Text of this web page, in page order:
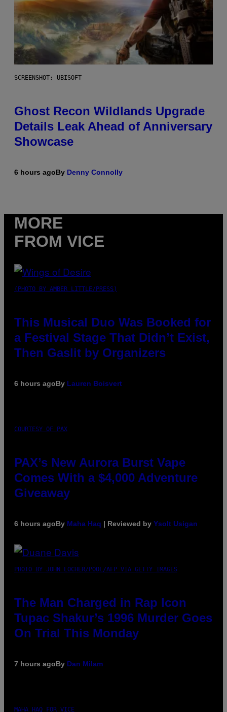
SCREENSHOT: UBISOFT
Ghost Recon Wildlands Upgrade
Details Leak Ahead of Anniversary
Showcase
6 hours agoBy Denny Connolly
MORE
FROM VICE
(PHOTO BY AMBER LITTLE/PRESS)
This Musical Duo Was Booked for
a Festival Stage That Didn’t Exist,
Then Gaslit by Organizers
6 hours agoBy Lauren Boisvert
COURTESY OF PAX
PAX’s New Aurora Burst Vape
Comes With a $4,000 Adventure
Giveaway
6 hours agoBy Maha Haq | Reviewed by Ysolt Usigan
PHOTO BY JOHN LOCHER/POOL/AFP VIA GETTY IMAGES
The Man Charged in Rap Icon
Tupac Shakur’s 1996 Murder Goes
On Trial This Monday
7 hours agoBy Dan Milam
MAHA HAQ FOR VICE